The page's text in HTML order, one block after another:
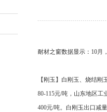
耐材之窗数据显示：10月
【刚玉】白刚玉、烧结
80-115元/吨，山东地区
400元/吨。白刚玉出口减